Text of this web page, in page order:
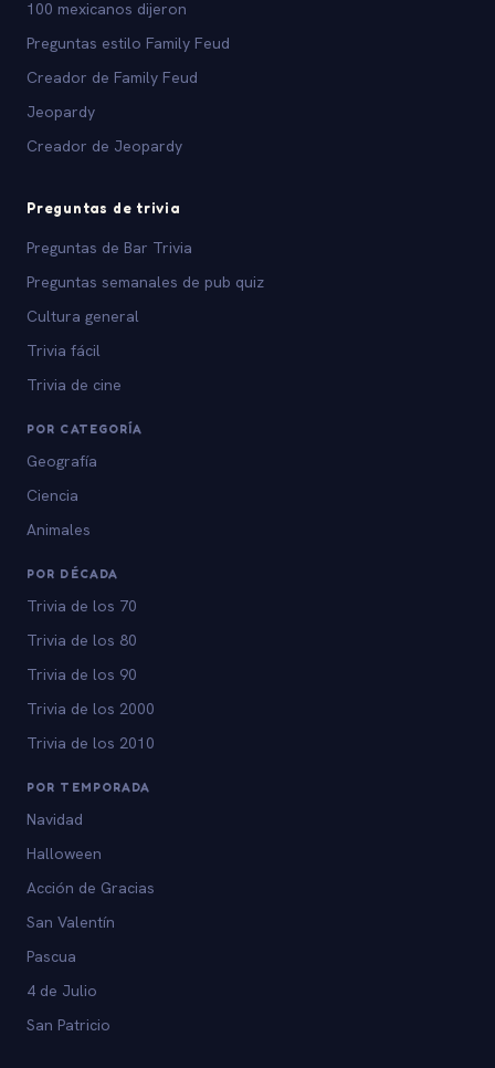
100 mexicanos dijeron
Preguntas estilo Family Feud
Creador de Family Feud
Jeopardy
Creador de Jeopardy
Preguntas de trivia
Preguntas de Bar Trivia
Preguntas semanales de pub quiz
Cultura general
Trivia fácil
Trivia de cine
POR CATEGORÍA
Geografía
Ciencia
Animales
POR DÉCADA
Trivia de los 70
Trivia de los 80
Trivia de los 90
Trivia de los 2000
Trivia de los 2010
POR TEMPORADA
Navidad
Halloween
Acción de Gracias
San Valentín
Pascua
4 de Julio
San Patricio